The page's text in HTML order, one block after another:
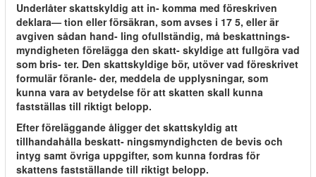
Underlåter skattskyldig att in- komma med föreskriven
deklara— tion eller försäkran, som avses i 17 5, eller är
avgiven sådan hand- ling ofullständig, må beskattnings-
myndigheten förelägga den skatt- skyldige att fullgöra vad
som bris- ter. Den skattskyldige bör, utöver vad föreskrivet
formulär föranle- der, meddela de upplysningar, som
kunna vara av betydelse för att skatten skall kunna
fastställas till riktigt belopp.
Efter föreläggande åligger det skattskyldig att
tillhandahålla beskatt- ningsmyndighcten de bevis och
intyg samt övriga uppgifter, som kunna fordras för
skattens fastställande till riktigt belopp.